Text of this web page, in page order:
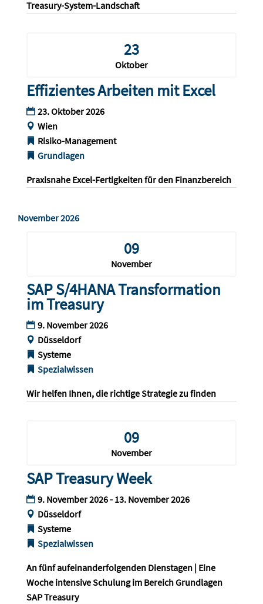
Treasury-System-Landschaft
23
Oktober
Effizientes Arbeiten mit Excel
23. Oktober 2026
Wien
Risiko-Management
Grundlagen
Praxisnahe Excel-Fertigkeiten für den Finanzbereich
November 2026
09
November
SAP S/4HANA Transformation
im Treasury
9. November 2026
Düsseldorf
Systeme
Spezialwissen
Wir helfen Ihnen, die richtige Strategie zu finden
09
November
SAP Treasury Week
9. November 2026 - 13. November 2026
Düsseldorf
Systeme
Spezialwissen
An fünf aufeinanderfolgenden Dienstagen | Eine
Woche intensive Schulung im Bereich Grundlagen
SAP Treasury